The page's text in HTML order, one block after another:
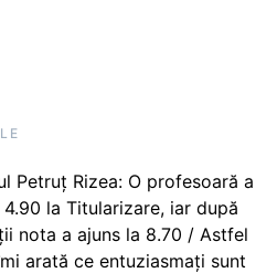
Petruț Rizea: O profesoară a
la Titularizare, iar după
nota a ajuns la 8.70 / Astfel
arată ce entuziasmați sunt